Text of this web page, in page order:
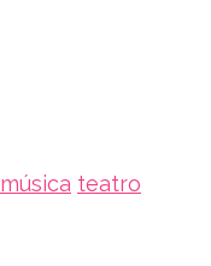
música teatro